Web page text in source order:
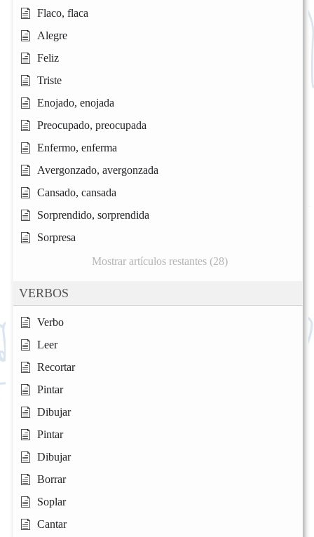
Flaco, flaca
Alegre
Feliz
Triste
Enojado, enojada
Preocupado, preocupada
Enfermo, enferma
Avergonzado, avergonzada
Cansado, cansada
Sorprendido, sorprendida
Sorpresa
Mostrar artículos restantes (28)
VERBOS
Verbo
Leer
Recortar
Pintar
Dibujar
Pintar
Dibujar
Borrar
Soplar
Cantar